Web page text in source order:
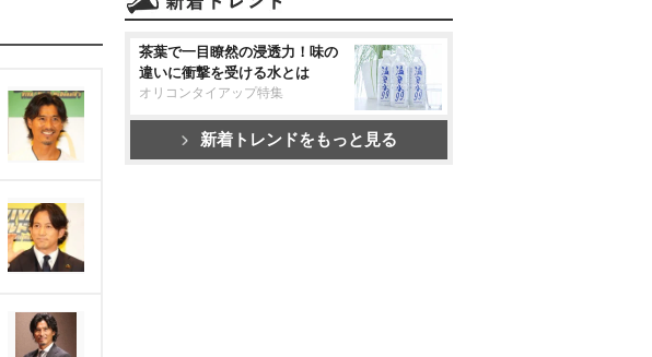
茶葉で一目瞭然の浸透力！味の
違いに衝撃を受ける水とは
オリコンタイアップ特集
新着トレンドをもっと見る